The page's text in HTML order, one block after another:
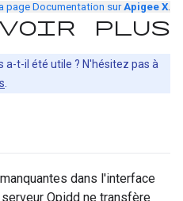
page Documentation surApigee X.
plus
a-t-il été utile ? N'hésitez pas à
dans l'interface
Qpidd ne transfère